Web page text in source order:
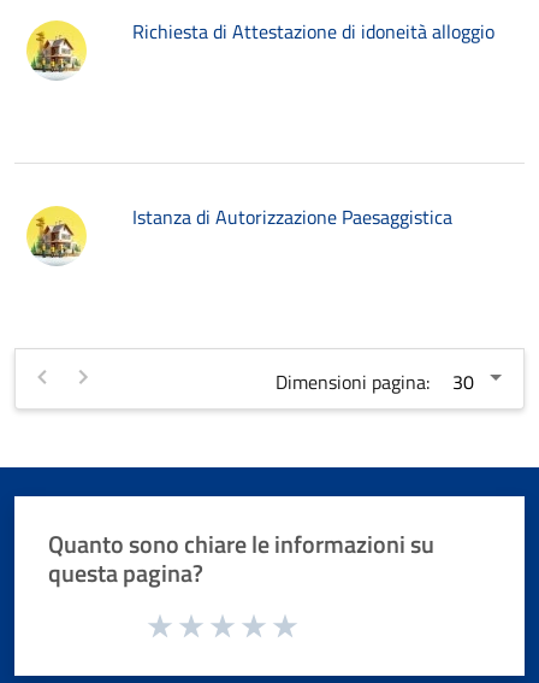
Richiesta di Attestazione di idoneità alloggio
Istanza di Autorizzazione Paesaggistica
Dimensioni pagina:
Quanto sono chiare le informazioni su
questa pagina?
Valuta da 1 a 5 stelle la pagina